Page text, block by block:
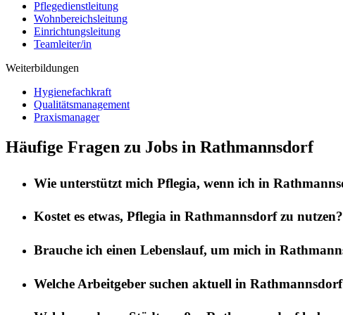
Pflegedienstleitung
Wohnbereichsleitung
Einrichtungsleitung
Teamleiter/in
Weiterbildungen
Hygienefachkraft
Qualitätsmanagement
Praxismanager
Häufige Fragen zu Jobs in Rathmannsdorf
Wie unterstützt mich Pflegia, wenn ich in
Kostet es etwas, Pflegia in Rathmannsdorfzu nutzen?
Brauche ich einen Lebenslauf, um mich in
Welche Arbeitgeber suchen aktuell in Rathmannsdorf